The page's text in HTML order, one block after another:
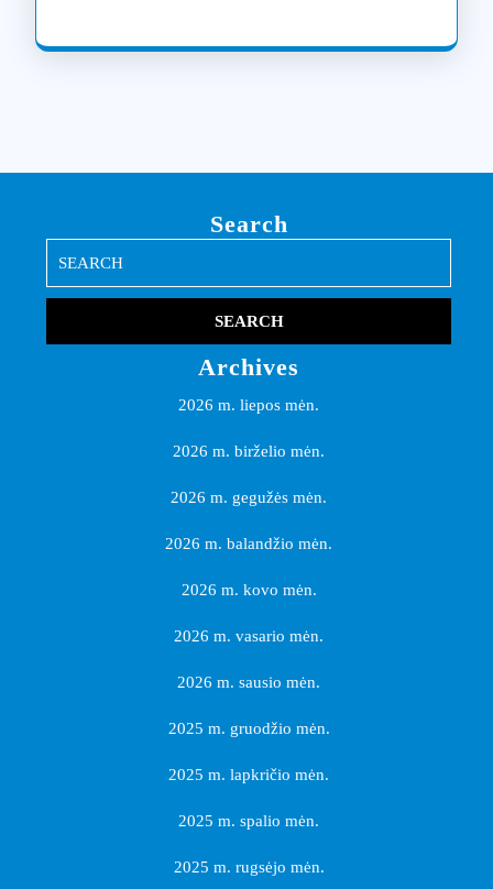
Search
for:
Archives
2026 m. liepos mėn.
2026 m. birželio mėn.
2026 m. gegužės mėn.
2026 m. balandžio mėn.
2026 m. kovo mėn.
2026 m. vasario mėn.
2026 m. sausio mėn.
2025 m. gruodžio mėn.
2025 m. lapkričio mėn.
2025 m. spalio mėn.
2025 m. rugsėjo mėn.